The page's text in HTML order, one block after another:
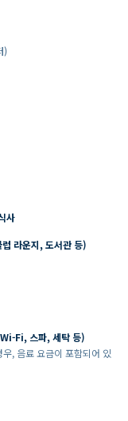
)
사
라운지, 도서관 등)
Fi, 스파, 세탁 등)
, 음료 요금이 포함되어 있